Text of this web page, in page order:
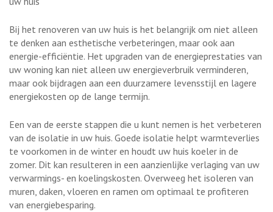
Bij het renoveren van uw huis is het belangrijk om niet alleen
te denken aan esthetische verbeteringen, maar ook aan
energie-efficiëntie. Het upgraden van de energieprestaties van
uw woning kan niet alleen uw energieverbruik verminderen,
maar ook bijdragen aan een duurzamere levensstijl en lagere
energiekosten op de lange termijn.
Een van de eerste stappen die u kunt nemen is het verbeteren
van de isolatie in uw huis. Goede isolatie helpt warmteverlies
te voorkomen in de winter en houdt uw huis koeler in de
zomer. Dit kan resulteren in een aanzienlijke verlaging van uw
verwarmings- en koelingskosten. Overweeg het isoleren van
muren, daken, vloeren en ramen om optimaal te profiteren
van energiebesparing.